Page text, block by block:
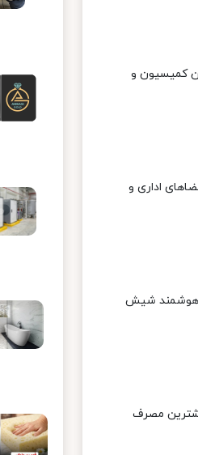
کمیسیون و
اداری و
هوشمند شیش
مصرف